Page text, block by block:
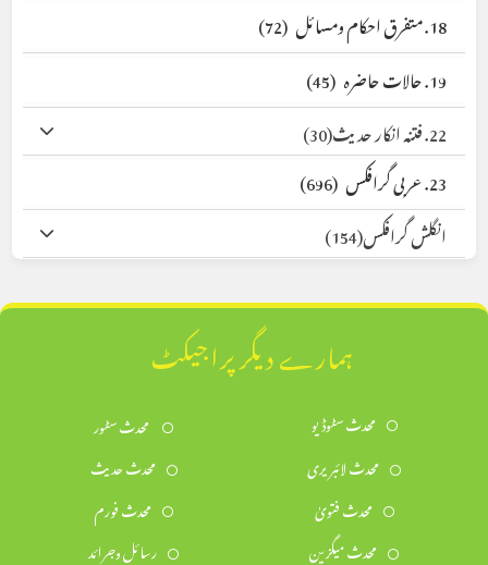
18. متفرق احکام ومسائل
(72)
19. حالات حاضرہ
(45)
22. فتنہ انکار حدیث
(30)
23. عربی گرافکس
(696)
انگلش گرافکس(154)
ہمارے دیگر پراجیکٹ
محدث سٹوڈیو
محدث سٹور
محدث لائبریری
محدث حدیث
محدث فتویٰ
محدث فورم
محدث میگزین
رسائل وجرائد